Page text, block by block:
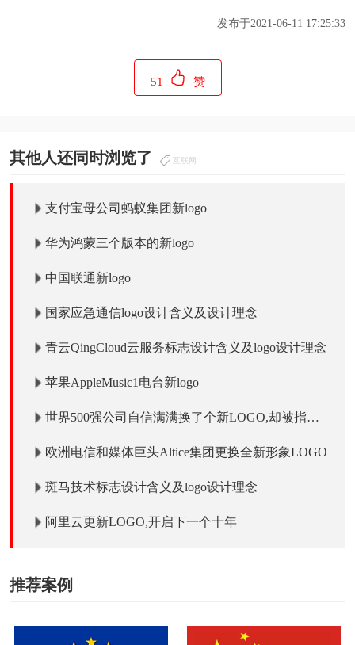
发布于2021-06-11 17:25:33
51 赞
其他人还同时浏览了 互联网
支付宝母公司蚂蚁集团新logo
华为鸿蒙三个版本的新logo
中国联通新logo
国家应急通信logo设计含义及设计理念
青云QingCloud云服务标志设计含义及logo设计理念
苹果AppleMusic1电台新logo
世界500强公司自信满满换了个新LOGO,却被指涉
欧洲电信和媒体巨头Altice集团更换全新形象LOGO
斑马技术标志设计含义及logo设计理念
阿里云更新LOGO,开启下一个十年
推荐案例